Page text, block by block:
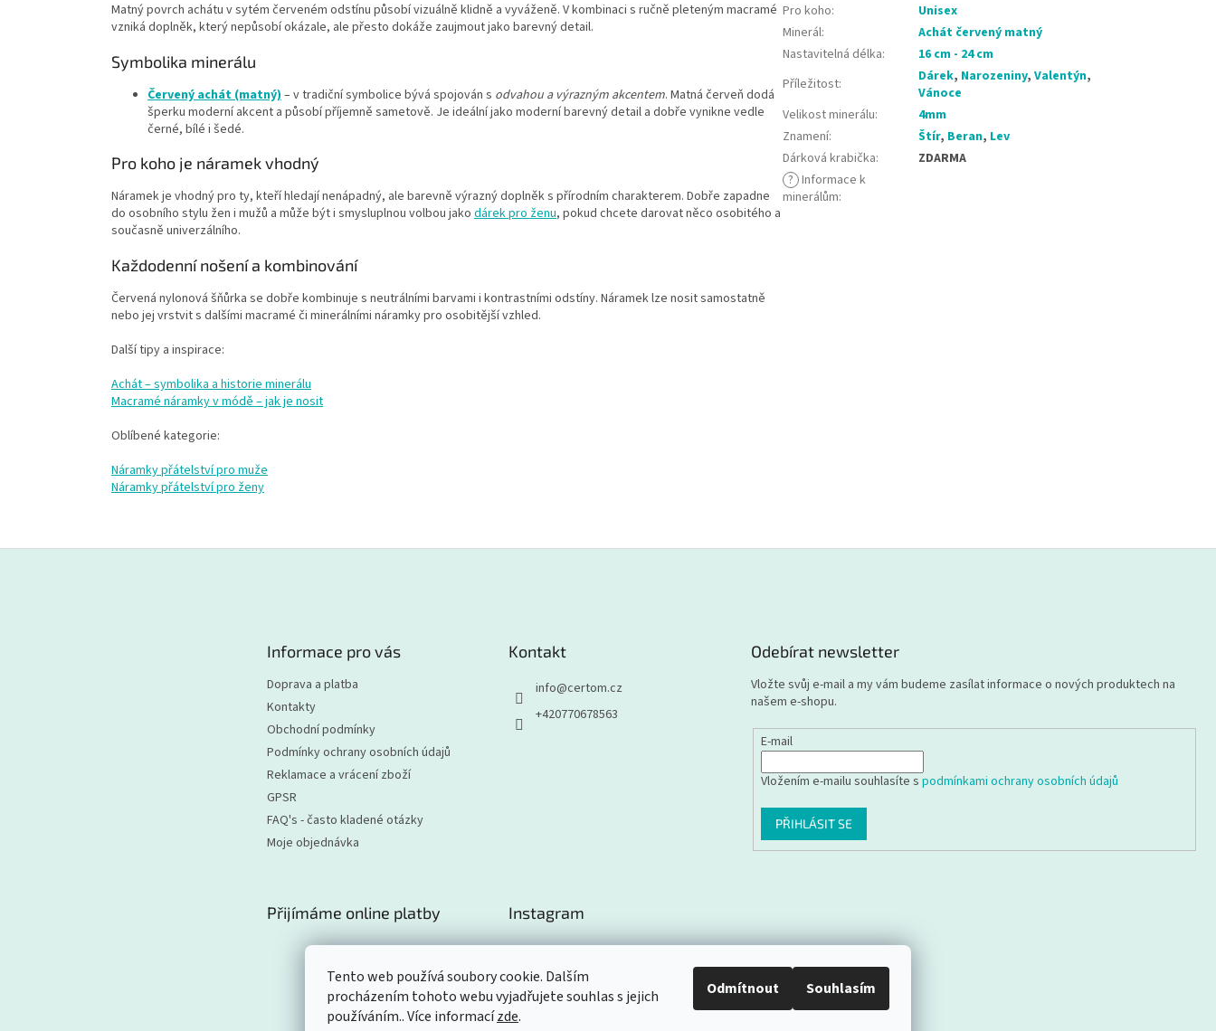
Tento web používá soubory cookie. Dalším
procházením tohoto webu vyjadřujete souhlas s jejich
používáním.. Více informacízde.
Odmítnout Souhlasím
Matný povrch achátu v sytém červeném odstínu působí vizuálně klidně a vyváženě. V kombinaci s ručně pleteným macramé
vzniká doplněk, který nepůsobí okázale, ale přesto dokáže zaujmout jako barevný detail.
Symbolika minerálu
Červený achát (matný)– v tradiční symbolice bývá spojován s odvahou a výrazným akcentem. Matná červeň dodá
šperku moderní akcent a působí příjemně sametově. Je ideální jako moderní barevný detail a dobře vynikne vedle
černé, bílé i šedé.
Pro koho je náramek vhodný
Náramek je vhodný pro ty, kteří hledají nenápadný, ale barevně výrazný doplněk s přírodním charakterem. Dobře zapadne
do osobního stylu žen i mužů a může být i smysluplnou volbou jako dárek pro ženu, pokud chcete darovat něco osobitého a
současně univerzálního.
Každodenní nošení a kombinování
Červená nylonová šňůrka se dobře kombinuje s neutrálními barvami i kontrastními odstíny. Náramek lze nosit samostatně
nebo jej vrstvit s dalšími macramé či minerálními náramky pro osobitější vzhled.
Další tipy a inspirace:
Achát – symbolika a historie minerálu
Macramé náramky v módě – jak je nosit
Oblíbené kategorie:
Náramky přátelství pro muže
Náramky přátelství pro ženy
Pro koho:
Unisex
Minerál:
Achát červený matný
Nastavitelná délka:
16 cm - 24 cm
Příležitost: Dárek, Narozeniny,Valentýn,
Vánoce
Velikost minerálu:
4mm
Znamení: Štír, Beran, Lev
Dárková krabička:
ZDARMA
? Informace k
minerálům:
Informace pro vás
Doprava a platba
Kontakty
Obchodní podmínky
Podmínky ochrany osobních údajů
Reklamace a vrácení zboží
GPSR
FAQ's - často kladené otázky
Moje objednávka
Kontakt
info@certom.cz
+420770678563
Odebírat newsletter
Vložte svůj e-mail a my vám budeme zasílat informace o nových produktech na
našem e-shopu.
E-mail
Vložením e-mailu souhlasíte spodmínkami ochrany osobních údajů
PŘIHLÁSIT SE
Přijímáme online platby Instagram